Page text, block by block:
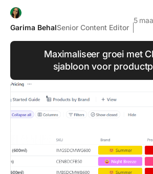
Garima BehalSenior Content Editor
5
Maximaliseer groei met
sjabloon voor